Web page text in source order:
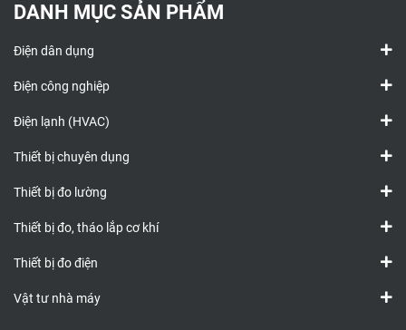
DANH MỤC SẢN PHẨM
Điện dân dụng
Điện công nghiệp
Điện lạnh (HVAC)
Thiết bị chuyên dụng
Thiết bị đo lường
Thiết bị đo, tháo lắp cơ khí
Thiết bị đo điện
Vật tư nhà máy